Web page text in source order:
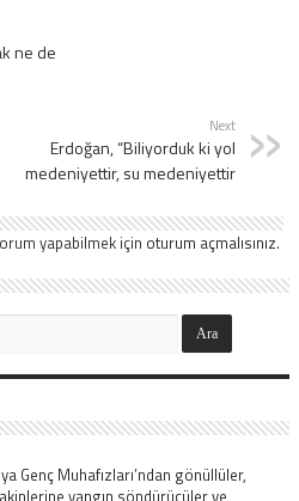
ne de
Next
Erdoğan, “Biliyorduk ki yol
medeniyettir, su medeniyettir
yapabilmek için oturum açmalısınız.
Genç Muhafızları’ndan gönüllüler,